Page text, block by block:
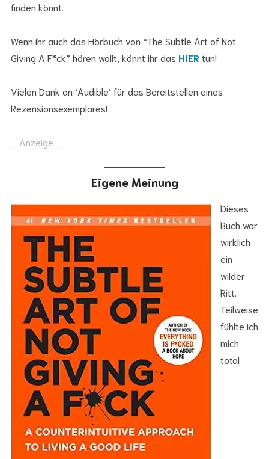
finden könnt.
Wenn ihr auch das Hörbuch von “The Subtle Art of Not
Giving A F*ck” hören wollt, könnt ihr das HIERtun!
Vielen Dank an ‘Audible’ für das Bereitstellen eines
Rezensionsexemplares!
_ Anzeige _
Eigene Meinung
Dieses
Buch war
wirklich
ein
wilder
Ritt.
Teilweise
fühlte ich
mich
total